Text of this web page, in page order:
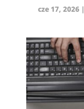
cze 17, 2026|